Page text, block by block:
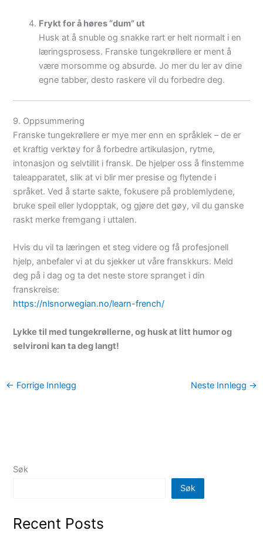
Frykt for å høres “dum” ut
Husk at å snuble og snakke rart er helt normalt i en
læringsprosess. Franske tungekrøllere er ment å
være morsomme og absurde. Jo mer du ler av dine
egne tabber, desto raskere vil du forbedre deg.
9. Oppsummering
Franske tungekrøllere er mye mer enn en språklek – de er
et kraftig verktøy for å forbedre artikulasjon, rytme,
intonasjon og selvtillit i fransk. De hjelper oss å finstemme
taleapparatet, slik at vi blir mer presise og flytende i
språket. Ved å starte sakte, fokusere på problemlydene,
bruke speil eller lydopptak, og gjøre det gøy, vil du ganske
raskt merke fremgang i uttalen.
Hvis du vil ta læringen et steg videre og få profesjonell
hjelp, anbefaler vi at du sjekker ut våre franskkurs. Meld
deg på i dag og ta det neste store spranget i din
franskreise:
https://nlsnorwegian.no/learn-french/
Lykke til med tungekrøllerne, og husk at litt humor og
selvironi kan ta deg langt!
← Forrige Innlegg Neste Innlegg →
Søk
Søk
Recent Posts